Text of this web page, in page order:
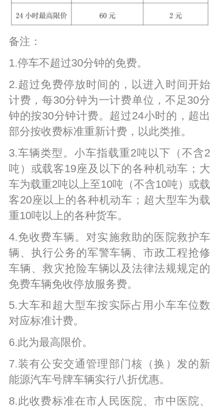
备注：
1.停车不超过30分钟的免费。
2.超过免费停放时间的，以进入时间开始
计费，每30分钟为一计费单位，不足30分
钟的按30分钟计费。超过24小时的，超出
部分按收费标准重新计费，以此类推。
3.车辆类型。小车指载重2吨以下（不含2
吨）或载客19座及以下的各种机动车；大
车为载重2吨以上至10吨（不含10吨）或载
客20座以上的各种机动车；超大型车为载
重10吨以上的各种货车。
4.免收费车辆。对实施救助的医院救护车
辆、执行公务的军警车辆、市政工程抢修
车辆、救灾抢险车辆以及法律法规规定的
免费车辆免收停放服务费。
5.大车和超大型车按实际占用小车车位数
对应标准计费。
6.此为最高限价。
7.装有公安交通管理部门核（换）发的新
能源汽车号牌车辆实行八折优惠。
8.此收费标准在市人民医院、市中医院、